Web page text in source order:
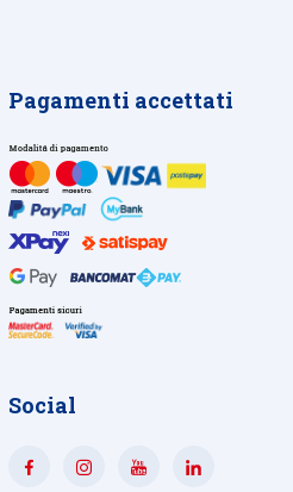
Pagamenti accettati
Social